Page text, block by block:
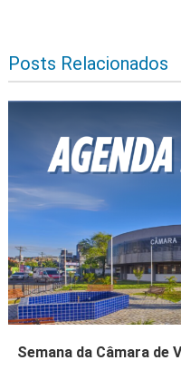
Posts Relacionados
Semana da Câmara de